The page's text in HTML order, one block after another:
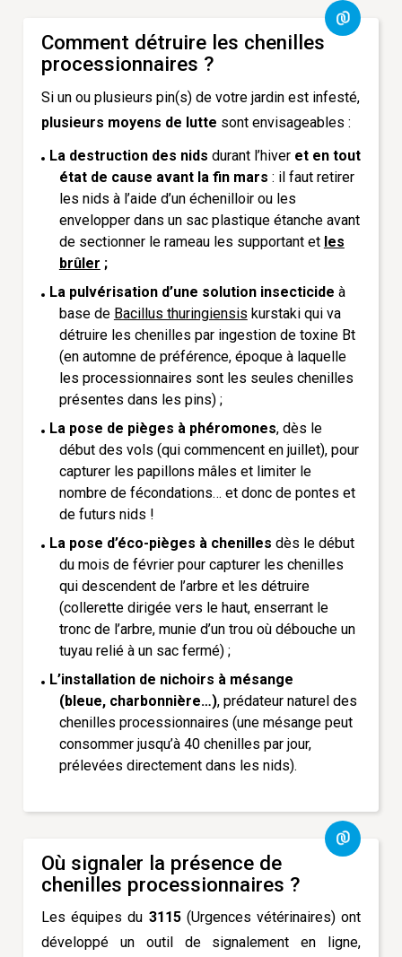
Comment détruire les chenilles
processionnaires ?
Si un ou plusieurs pin(s) de votre jardin est infesté,
plusieurs moyens de lutte sont envisageables :
La destruction des nids durant l’hiver et en tout
état de cause avant la fin mars : il faut retirer
les nids à l’aide d’un échenilloir ou les
envelopper dans un sac plastique étanche avant
de sectionner le rameau les supportant et les
brûler ;
La pulvérisation d’une solution insecticide à
base de Bacillus thuringiensis kurstaki qui va
détruire les chenilles par ingestion de toxine Bt
(en automne de préférence, époque à laquelle
les processionnaires sont les seules chenilles
présentes dans les pins) ;
La pose de pièges à phéromones, dès le
début des vols (qui commencent en juillet), pour
capturer les papillons mâles et limiter le
nombre de fécondations… et donc de pontes et
de futurs nids !
La pose d’éco-pièges à chenilles dès le début
du mois de février pour capturer les chenilles
qui descendent de l’arbre et les détruire
(collerette dirigée vers le haut, enserrant le
tronc de l’arbre, munie d’un trou où débouche un
tuyau relié à un sac fermé) ;
L’installation de nichoirs à mésange
(bleue, charbonnière…), prédateur naturel des
chenilles processionnaires (une mésange peut
consommer jusqu’à 40 chenilles par jour,
prélevées directement dans les nids).
Où signaler la présence de
chenilles processionnaires ?
Les équipes du 3115(Urgences vétérinaires) ont
développé un outil de signalement en ligne,